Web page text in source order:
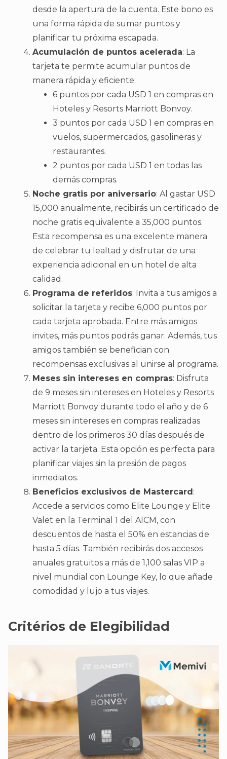
desde la apertura de la cuenta. Este bono es
una forma rápida de sumar puntos y
planificar tu próxima escapada.
Acumulación de puntos acelerada: La
tarjeta te permite acumular puntos de
manera rápida y eficiente:
6 puntos por cada USD 1 en compras en
Hoteles y Resorts Marriott Bonvoy.
3 puntos por cada USD 1 en compras en
vuelos, supermercados, gasolineras y
restaurantes.
2 puntos por cada USD 1 en todas las
demás compras.
Noche gratis por aniversario: Al gastar USD
15,000 anualmente, recibirás un certificado de
noche gratis equivalente a 35,000 puntos.
Esta recompensa es una excelente manera
de celebrar tu lealtad y disfrutar de una
experiencia adicional en un hotel de alta
calidad.
Programa de referidos: Invita a tus amigos a
solicitar la tarjeta y recibe 6,000 puntos por
cada tarjeta aprobada. Entre más amigos
invites, más puntos podrás ganar. Además, tus
amigos también se benefician con
recompensas exclusivas al unirse al programa.
Meses sin intereses en compras: Disfruta
de 9 meses sin intereses en Hoteles y Resorts
Marriott Bonvoy durante todo el año y de 6
meses sin intereses en compras realizadas
dentro de los primeros 30 días después de
activar la tarjeta. Esta opción es perfecta para
planificar viajes sin la presión de pagos
inmediatos.
Beneficios exclusivos de Mastercard :
Accede a servicios como Elite Lounge y Elite
Valet en la Terminal 1 del AICM, con
descuentos de hasta el 50% en estancias de
hasta 5 días. También recibirás dos accesos
anuales gratuitos a más de 1,100 salas VIP a
nivel mundial con Lounge Key, lo que añade
comodidad y lujo a tus viajes.
Critérios de Elegibilidad